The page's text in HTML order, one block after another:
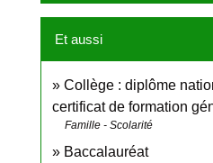
Et aussi
Collège : diplôme
certificat de formation
Famille - Scolarité
Baccalauréat